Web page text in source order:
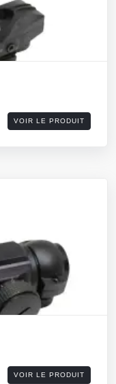
VOIR LE PRODUIT
VOIR LE PRODUIT